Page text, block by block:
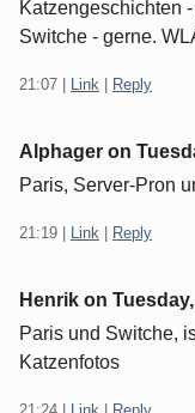
Katzengeschichten
Switche - gerne.
21:07 Link Reply
Alphager on
Paris, Server-Pron
21:19 Link Reply
Henrik on
Paris und Switche,
Katzenfotos